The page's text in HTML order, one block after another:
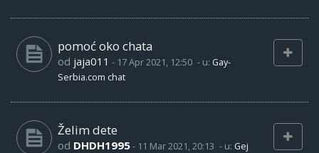
pomoć oko chata
od jaja011 - 17 Apr 2021, 12:50 - u: Gay-
Serbia.com chat
Želim dete
od DHDH1995- 11 Mar 2021, 20:13 - u: Gej